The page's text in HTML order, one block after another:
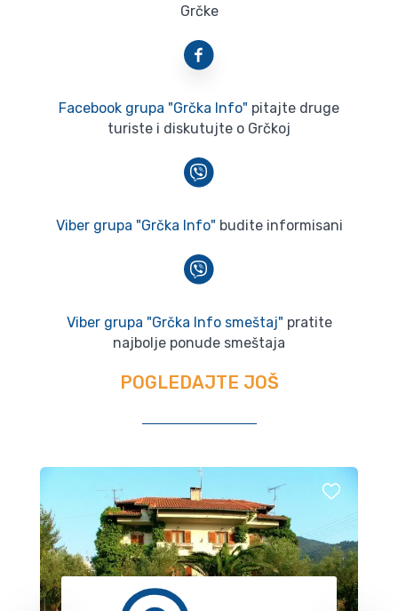
Grčke
Facebook grupa "Grčka Info" pitajte druge
turiste i diskutujte o Grčkoj
Viber grupa "Grčka Info" budite informisani
Viber grupa "Grčka Info smeštaj" pratite
najbolje ponude smeštaja
POGLEDAJTE JOŠ